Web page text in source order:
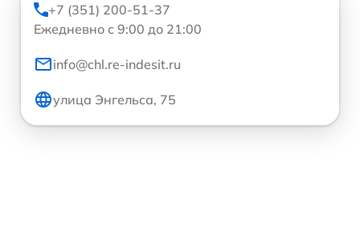
+7 (351) 200-51-37
Ежедневно с 9:00 до 21:00
info@chl.re-indesit.ru
улица Энгельса, 75